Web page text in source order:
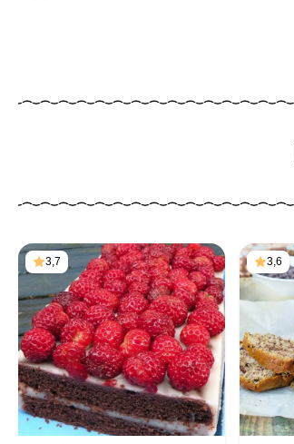
3,7 3,6